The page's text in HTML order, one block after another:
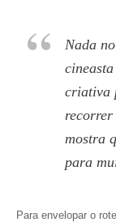
Nada
criativa
recorrer
mostra
para
Para envelopar o